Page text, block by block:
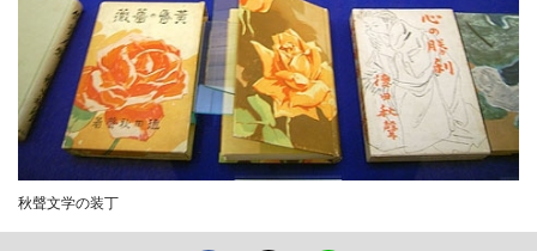
秋聲文学の装丁